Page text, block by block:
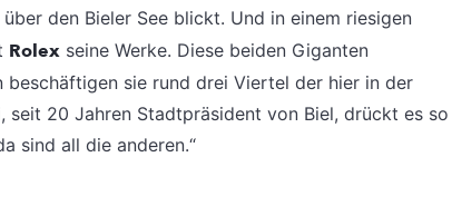
den Bieler See blickt. Und in einem riesigen
Rolex seine Werke. Diese beiden Giganten
beschäftigen sie rund drei Viertel der hier in der
20 Jahren Stadtpräsident von Biel, drückt es so
sind all die anderen.“